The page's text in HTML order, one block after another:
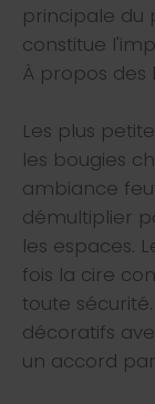
principale du
constitue
À propos
Les plus
les bougies
ambiance
démultiplier
les espaces.
fois la cire
toute
décoratifs
un accord